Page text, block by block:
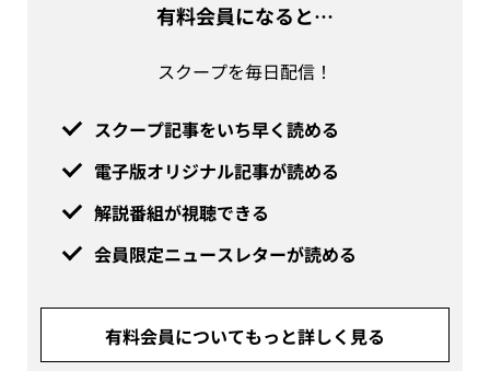
有料会員になると…
スクープを毎日配信！
スクープ記事をいち早く読める
電子版オリジナル記事が読める
解説番組が視聴できる
会員限定ニュースレターが読める
有料会員についてもっと詳しく見る